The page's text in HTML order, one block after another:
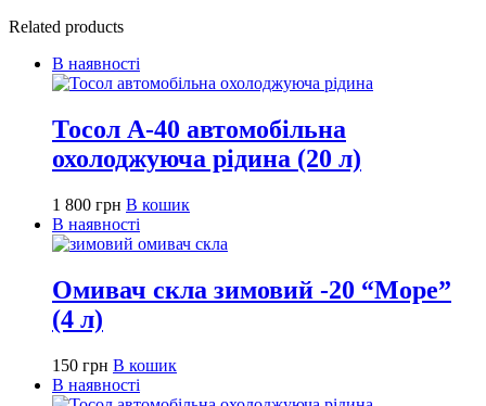
Related products
В наявності
Тосол А-40 автомобільна
охолоджуюча рідина (20 л)
1 800 грн В кошик
В наявності
Омивач скла зимовий -20 “Море”
(4 л)
150 грн В кошик
В наявності